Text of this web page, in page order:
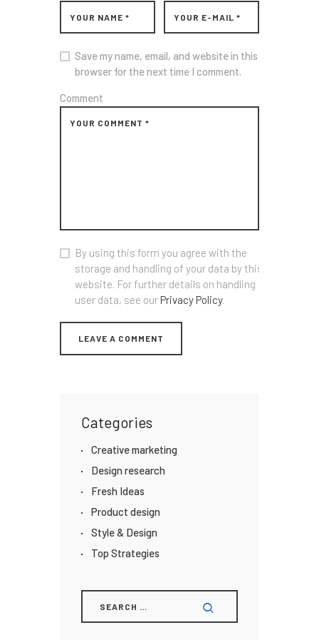
Save my name, email, and website in this
browser for the next time I comment.
Comment
By using this form you agree with the
storage and handling of your data by this
website. For further details on handling
user data, see ourPrivacy Policy.
Categories
Creative marketing
Design research
Fresh Ideas
Product design
Style & Design
Top Strategies